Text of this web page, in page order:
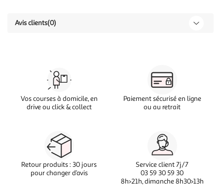
Avis clients(0)
Vos courses à domicile, en
drive ou click & collect
Paiement sécurisé en ligne
ou au retrait
Retour produits : 30 jours
pour changer d’avis
Service client 7j/7
03 59 30 59 30
8h>21h, dimanche 8h30>13h